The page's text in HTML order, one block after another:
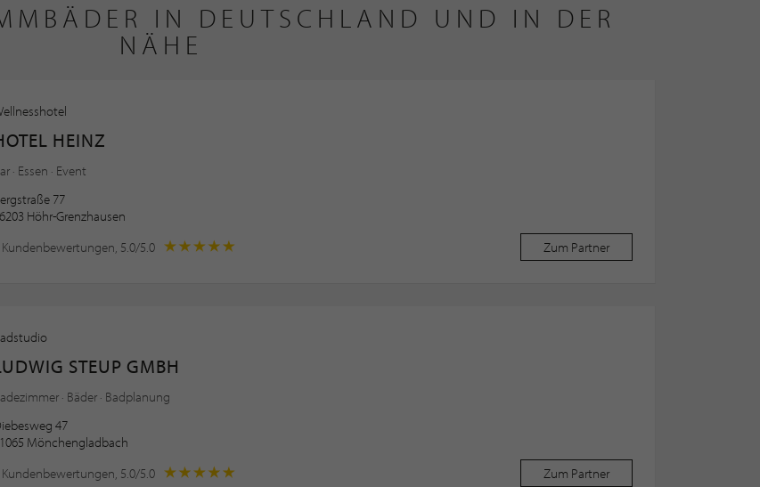
IN DEUTSCHLAND UND IN DER
NÄHE
HEINZ
· Essen · Event
77
Höhr-Grenzhausen
Kundenbewertungen, 5.0/5.0
Zum Partner
STEUP GMBH
· Bäder · Badplanung
47
Mönchengladbach
Kundenbewertungen, 5.0/5.0
Zum Partner